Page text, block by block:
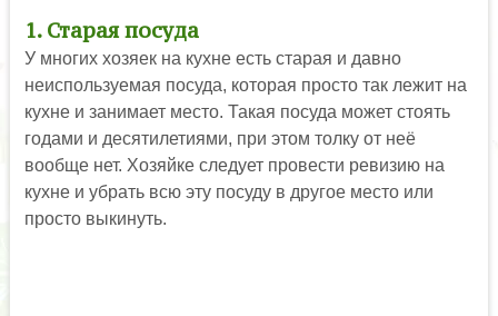
1. Старая посуда
У многих хозяек на кухне есть старая и давно
неиспользуемая посуда, которая просто так лежит на
кухне и занимает место. Такая посуда может стоять
годами и десятилетиями, при этом толку от неё
вообще нет. Хозяйке следует провести ревизию на
кухне и убрать всю эту посуду в другое место или
просто выкинуть.